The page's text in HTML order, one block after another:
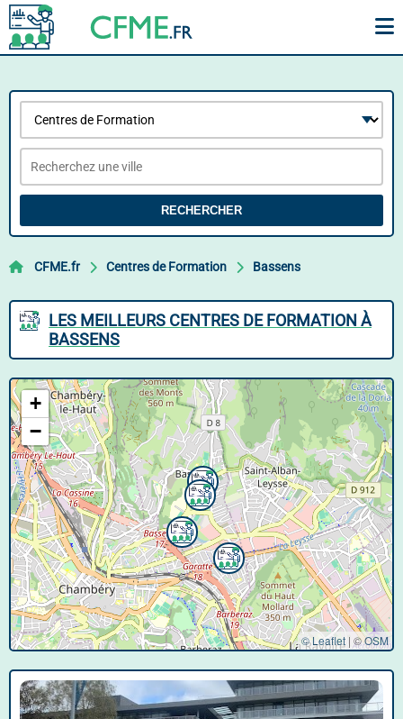
RECHERCHER
CFME.fr Centres de Formation Bassens
LES MEILLEURS CENTRES DE FORMATION À
BASSENS
+
−
© Leaflet | ©OSM